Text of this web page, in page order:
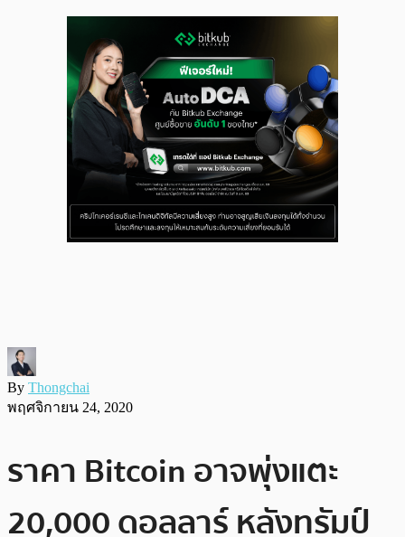
By Thongchai
พฤศจิกายน 24, 2020
ราคา Bitcoin อาจพุ่งแตะ
20,000 ดอลลาร์ หลังทรัมป์